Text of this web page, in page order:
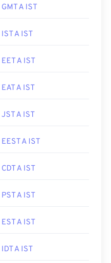
GMT A IST
IST A IST
EET A IST
EAT A IST
JST A IST
EEST A IST
CDT A IST
PST A IST
EST A IST
IDT A IST